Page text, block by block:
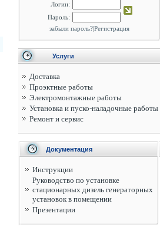
Логин:
Пароль:
забыли пароль?|Регистрация
Услуги
Доставка
Проэктные работы
Электромонтажные работы
Установка и пуско-наладочные работы
Ремонт и сервис
Документация
Инструкции
Руководство по установке
стационарных дизель генераторных
установок в помещении
Презентации